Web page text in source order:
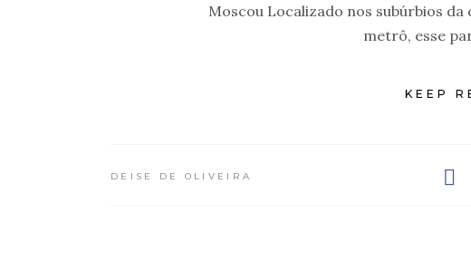
Moscou Localizado nos subúrbios
metrô, esse
KEEP
DEISE DE OLIVEIRA